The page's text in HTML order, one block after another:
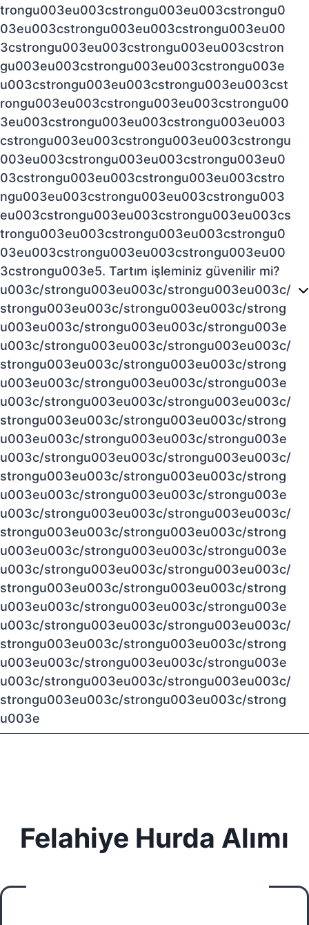
trongu003eu003cstrongu003eu003cstrongu0
03eu003cstrongu003eu003cstrongu003eu00
3cstrongu003eu003cstrongu003eu003cstron
gu003eu003cstrongu003eu003cstrongu003e
u003cstrongu003eu003cstrongu003eu003cst
rongu003eu003cstrongu003eu003cstrongu00
3eu003cstrongu003eu003cstrongu003eu003
cstrongu003eu003cstrongu003eu003cstrongu
003eu003cstrongu003eu003cstrongu003eu0
03cstrongu003eu003cstrongu003eu003cstro
ngu003eu003cstrongu003eu003cstrongu003
eu003cstrongu003eu003cstrongu003eu003cs
trongu003eu003cstrongu003eu003cstrongu0
03eu003cstrongu003eu003cstrongu003eu00
3cstrongu003e5. Tartım işleminiz güvenilir mi?
u003c/strongu003eu003c/strongu003eu003c/
strongu003eu003c/strongu003eu003c/strong
u003eu003c/strongu003eu003c/strongu003e
u003c/strongu003eu003c/strongu003eu003c/
strongu003eu003c/strongu003eu003c/strong
u003eu003c/strongu003eu003c/strongu003e
u003c/strongu003eu003c/strongu003eu003c/
strongu003eu003c/strongu003eu003c/strong
u003eu003c/strongu003eu003c/strongu003e
u003c/strongu003eu003c/strongu003eu003c/
strongu003eu003c/strongu003eu003c/strong
u003eu003c/strongu003eu003c/strongu003e
u003c/strongu003eu003c/strongu003eu003c/
strongu003eu003c/strongu003eu003c/strong
u003eu003c/strongu003eu003c/strongu003e
u003c/strongu003eu003c/strongu003eu003c/
strongu003eu003c/strongu003eu003c/strong
u003eu003c/strongu003eu003c/strongu003e
u003c/strongu003eu003c/strongu003eu003c/
strongu003eu003c/strongu003eu003c/strong
u003eu003c/strongu003eu003c/strongu003e
u003c/strongu003eu003c/strongu003eu003c/
strongu003eu003c/strongu003eu003c/strong
u003e
Felahiye Hurda Alımı